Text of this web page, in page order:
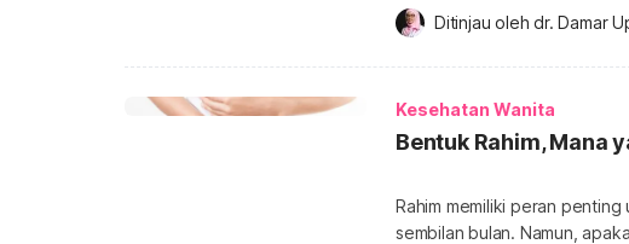
panas pun beragam. Kendati
masalah vagina terasa panas
vagina atau daerah Miss V
Ditinjau oleh dr. Damar
Kesehatan Wanita
Bentuk Rahim, Mana
Rahim memiliki peran
sembilan bulan. Namun,